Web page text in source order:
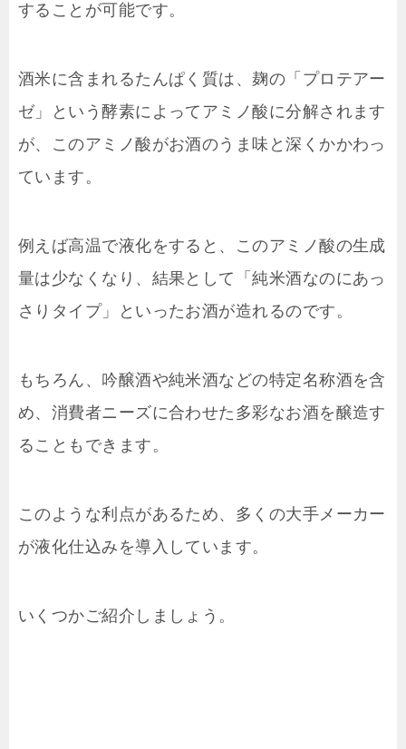
することが可能です。
酒米に含まれるたんぱく質は、麹の「プロテアー
ゼ」という酵素によってアミノ酸に分解されます
が、このアミノ酸がお酒のうま味と深くかかわっ
ています。
例えば高温で液化をすると、このアミノ酸の生成
量は少なくなり、結果として「純米酒なのにあっ
さりタイプ」といったお酒が造れるのです。
もちろん、吟醸酒や純米酒などの特定名称酒を含
め、消費者ニーズに合わせた多彩なお酒を醸造す
ることもできます。
このような利点があるため、多くの大手メーカー
が液化仕込みを導入しています。
いくつかご紹介しましょう。